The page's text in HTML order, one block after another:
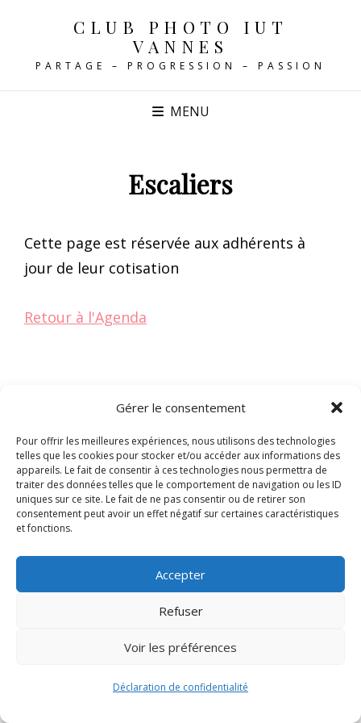
Gérer le consentement
Pour offrir les meilleures expériences, nous utilisons des technologies
telles que les cookies pour stocker et/ou accéder aux informations des
appareils. Le fait de consentir à ces technologies nous permettra de
traiter des données telles que le comportement de navigation ou les ID
uniques sur ce site. Le fait de ne pas consentir ou de retirer son
consentement peut avoir un effet négatif sur certaines caractéristiques
et fonctions.
Accepter
Refuser
Voir les préférences
Déclaration de confidentialité
CLUB PHOTO IUT
VANNES
PARTAGE – PROGRESSION – PASSION
MENU
Escaliers
Cette page est réservée aux adhérents à
jour de leur cotisation
Retour à l'Agenda
Signify-Child By Club Photo IUT Vannes @2024